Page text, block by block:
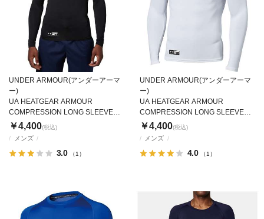
メンズ
3.0 （1）
UNDER ARMOUR(アンダーアーマ
ー)
UA HEATGEAR ARMOUR
COMPRESSION LONG SLEEVE
CREW NECK SHIRT
￥4,400(税込)
メンズ
4.0 （1）
UNDER ARMOUR(アンダーアーマ
ー)
UA HEATGEAR ARMOUR
COMPRESSION LONG SLEEVE
CREW NECK SHIRT
￥4,400(税込)